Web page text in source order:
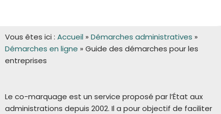
Vous êtes ici : Accueil » Démarches administratives »
Démarches en ligne » Guide des démarches pour les
entreprises
Le co-marquage est un service proposé par l’État aux
administrations depuis 2002. Il a pour objectif de faciliter